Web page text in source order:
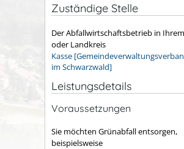
Zuständige Stelle
Der Abfallwirtschaftsbetrieb in
oder Landkreis
Kasse
im Schwarzwald]
Leistungsdetails
Voraussetzungen
Sie möchten Grünabfall entsorgen,
beispielsweise